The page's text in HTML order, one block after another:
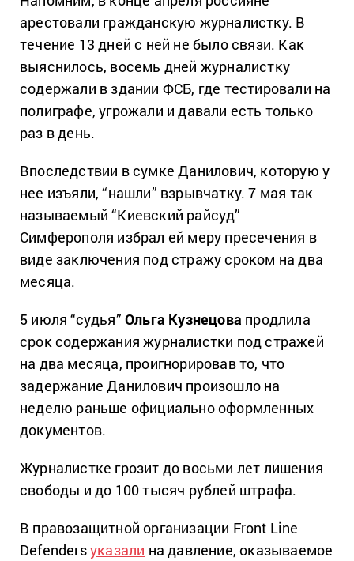
арестовали гражданскую журналистку. В
течение 13 дней с ней не было связи. Как
выяснилось, восемь дней журналистку
содержали в здании ФСБ, где тестировали на
полиграфе, угрожали и давали есть только
раз в день.
Впоследствии в сумке Данилович, которую у
нее изъяли, “нашли” взрывчатку. 7 мая так
называемый “Киевский райсуд”
Симферополя избрал ей меру пресечения в
виде заключения под стражу сроком на два
месяца.
5 июля “судья” Ольга Кузнецова продлила
срок содержания журналистки под стражей
на два месяца, проигнорировав то, что
задержание Данилович произошло на
неделю раньше официально оформленных
документов.
Журналистке грозит до восьми лет лишения
свободы и до 100 тысяч рублей штрафа.
В правозащитной организации Front Line
Defendersуказали на давление, оказываемое